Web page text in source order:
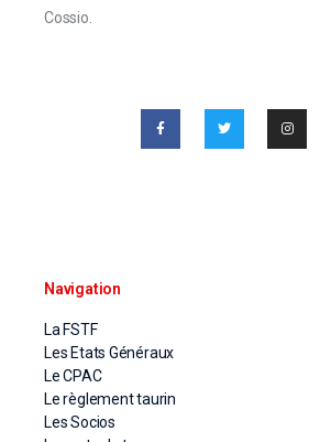
Cossio.
Navigation
La FSTF
Les Etats Généraux
Le CPAC
Le règlement taurin
Les Socios